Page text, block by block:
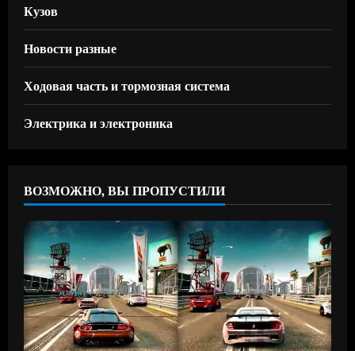
Кузов
Новости разные
Ходовая часть и тормозная система
Электрика и электроника
ВОЗМОЖНО, ВЫ ПРОПУСТИЛИ